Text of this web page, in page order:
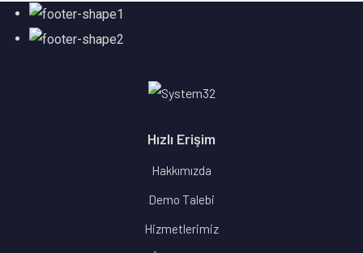
Hızlı Erişim
Hakkımızda
Demo Talebi
Hizmetlerimiz